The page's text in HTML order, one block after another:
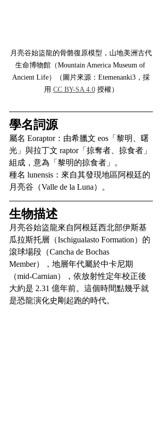
月亮谷始盜龍的骨骼復原模型，山地美洲古代
生命博物館（Mountain America Museum of
Ancient Life）（圖片來源：Etemenanki3，採
用 CC BY-SA 4.0 授權）
學名詞源
屬名 Eoraptor：由希臘文 eos「黎明、曙
光」與拉丁文 raptor「掠奪者、掠食者」
組成，意為「黎明的掠食者」。
種名 lunensis：來自其發現地區阿根廷的
月亮谷（Valle de la Luna）。
生物描述
月亮谷始盜龍來自阿根廷西北部伊斯基
瓜拉斯托層（Ischigualasto Formation）的
滾球場段（Cancha de Bochas
Member），地層年代屬於中卡尼期
（mid-Carnian），依放射性定年校正後
大約是 2.31 億年前。這個時間點幾乎就
是恐龍演化史剛起跑的時代。